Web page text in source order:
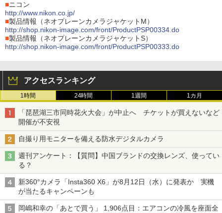
■ニコン
http://www.nikon.co.jp/
■製品情報（ネオプレーンカメラジャケットM）
http://shop.nikon-image.com/front/ProductPSP00334.do
■製品情報（ネオプレーンカメラジャケットS）
http://shop.nikon-image.com/front/ProductPSP00333.do
アクセスランキング
1時間 24時間 1週間 1カ月
「琵琶湖三市同時花火大会」が中止へ チケットが買えないなど
開催が不安視
自撮り用モニターを備える防水デジタルカメラ
週刊アンケート：【質問】中国ブランドの交換レンズ、使ってい
る？
新360°カメラ「Insta360 X6」が8月12日（水）に発表か 実機
が当たるキャンペーンも
岡嶋和幸の「あとで買う」 1,906点目：エアコンの冷風を座面全